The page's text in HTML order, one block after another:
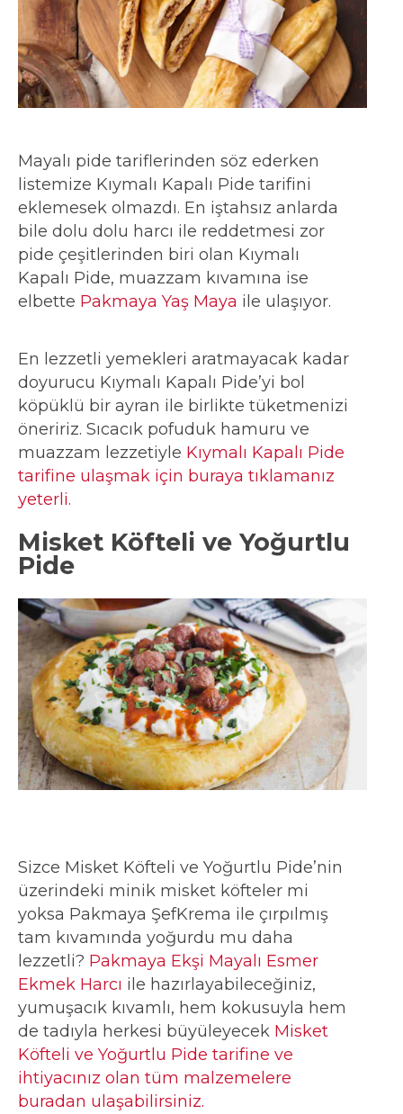
Mayalı pide tariflerinden söz ederken
listemize Kıymalı Kapalı Pide tarifini
eklemesek olmazdı. En iştahsız anlarda
bile dolu dolu harcı ile reddetmesi zor
pide çeşitlerinden biri olan Kıymalı
Kapalı Pide, muazzam kıvamına ise
elbette Pakmaya Yaş Maya ile ulaşıyor.
En lezzetli yemekleri aratmayacak kadar
doyurucu Kıymalı Kapalı Pide’yi bol
köpüklü bir ayran ile birlikte tüketmenizi
öneririz. Sıcacık pofuduk hamuru ve
muazzam lezzetiyle Kıymalı Kapalı Pide
tarifine ulaşmak için buraya tıklamanız
yeterli.
Misket Köfteli ve Yoğurtlu
Pide
Sizce Misket Köfteli ve Yoğurtlu Pide’nin
üzerindeki minik misket köfteler mi
yoksa Pakmaya ŞefKrema ile çırpılmış
tam kıvamında yoğurdu mu daha
lezzetli? Pakmaya Ekşi Mayalı Esmer
Ekmek Harcı ile hazırlayabileceğiniz,
yumuşacık kıvamlı, hem kokusuyla hem
de tadıyla herkesi büyüleyecek Misket
Köfteli ve Yoğurtlu Pide tarifine ve
ihtiyacınız olan tüm malzemelere
buradan ulaşabilirsiniz.